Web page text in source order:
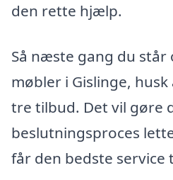
den rette hjælp.
Så næste gang du
møbler i Gislinge,
tre tilbud. Det vil gøre
beslutningsproces
får den bedste service